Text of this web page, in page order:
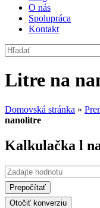
O nás
Spolupráca
Kontakt
Litre na
Domovská stránka »
nanolitre
Kalkulačka l
Prepočítať
Otočiť konverziu